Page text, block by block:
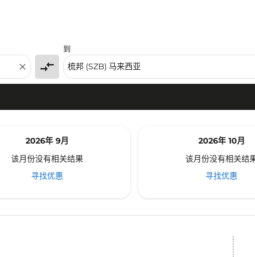
close compare_arrows
到
2026年 9月
该月份没有相关结果
寻找优惠
2026年 10月
该月份没有相关结
寻找优惠
CGK–SZB: cmp-view-offers-disclaimer. 寻找优惠
CGK–SZB: cmp-view-offers-disclaimer. 寻找优
CGK–SZB: cmp-view-offers-disclaimer. 寻
CGK–SZB: cmp-view-offers-
CGK–SZB: cmp-view-offers-
CGK–SZB: cmp-view-
CGK–SZB: cmp-view-
CGK–SZB: cmp-
CGK–SZB: